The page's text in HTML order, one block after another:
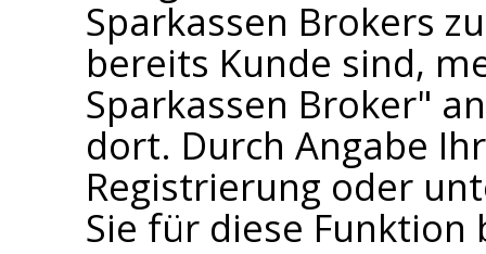
Sparkassen Brokers
bereits Kunde sind,
Sparkassen Broker"
dort. Durch Angabe
Registrierung oder
Sie für diese Funktion